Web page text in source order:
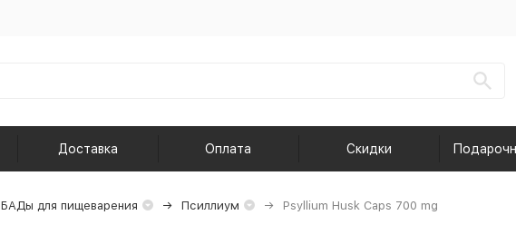
Доставка Оплата Скидки
БАДы для пищеварения Псиллиум Psyllium Husk Caps 700 mg